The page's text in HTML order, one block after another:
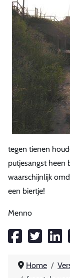
tegen tienen
putjesangst heen
waarschijnlijk
een biertje!
Menno
Home